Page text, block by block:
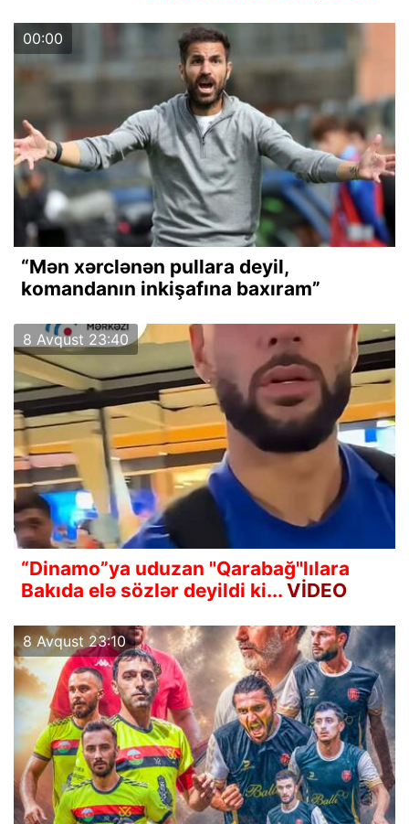
00:00
“Mən xərclənən pullara deyil,
komandanın inkişafına baxıram”
8 Avqust 23:40
“Dinamo”ya uduzan "Qarabağ"lılara
Bakıda elə sözlər deyildi ki... VİDEO
8 Avqust 23:10